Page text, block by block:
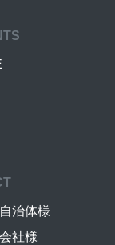
治体様
社様